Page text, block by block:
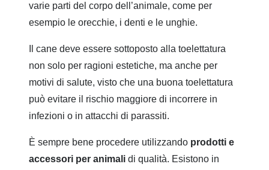
varie parti del corpo dell’animale, come per
esempio le orecchie, i denti e le unghie.
Il cane deve essere sottoposto alla toelettatura
non solo per ragioni estetiche, ma anche per
motivi di salute, visto che una buona toelettatura
può evitare il rischio maggiore di incorrere in
infezioni o in attacchi di parassiti.
È sempre bene procedere utilizzando prodotti e
accessori per animali di qualità. Esistono in